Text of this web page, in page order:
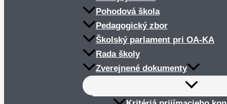
Pohodová škola
Pedagogický zbor
Školský parlament pri OA-KA
Rada školy
Zverejnené dokumenty